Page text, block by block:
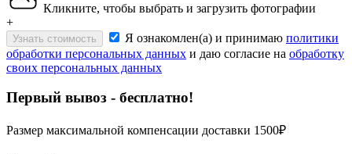
Кликните, чтобы выбрать и загрузить фотографии
+
Узнать стоимость Я ознакомлен(а) и принимаю политики
обработки персональных данных и даю согласие на обработку
своих персональных данных
Первый вывоз - бесплатно!
Размер максимальной компенсации доставки 1500₽